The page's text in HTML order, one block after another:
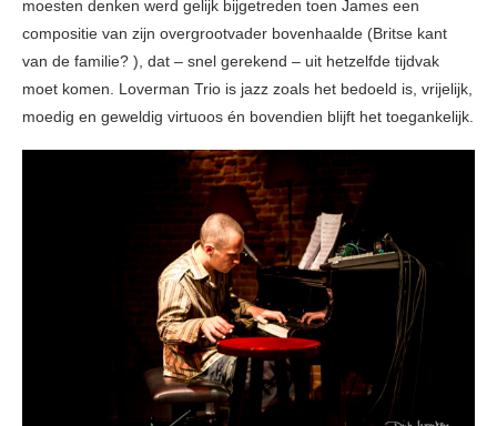
moesten denken werd gelijk bijgetreden toen James een
compositie van zijn overgrootvader bovenhaalde (Britse kant
van de familie? ), dat – snel gerekend – uit hetzelfde tijdvak
moet komen. Loverman Trio is jazz zoals het bedoeld is, vrijelijk,
moedig en geweldig virtuoos én bovendien blijft het toegankelijk.